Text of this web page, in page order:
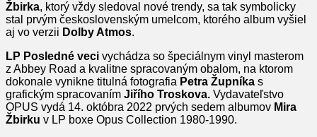
Žbirka, ktorý vždy sledoval nové trendy, sa tak symbolicky
stal prvým československým umelcom, ktorého album vyšiel
aj vo verzii Dolby Atmos.
LP Posledné veci vychádza so špeciálnym vinyl masterom
z Abbey Road a kvalitne spracovaným obalom, na ktorom
dokonale vynikne titulná fotografia Petra Župníka s
grafickým spracovaním Jiřího Troskova. Vydavateľstvo
OPUS vydá 14. októbra 2022 prvých sedem albumov Mira
Žbirku v LP boxe Opus Collection 1980-1990.